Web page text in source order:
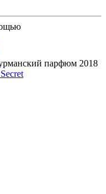
парфюм 2018